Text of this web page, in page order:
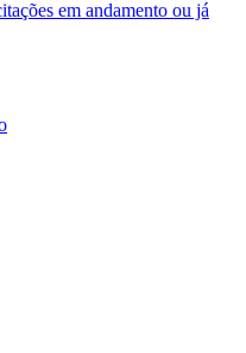
em andamento ou já